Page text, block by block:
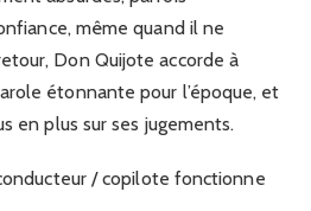
même quand il ne
Don Quijote accorde à
étonnante pour l’époque, et
en plus sur ses jugements.
/ copilote fonctionne